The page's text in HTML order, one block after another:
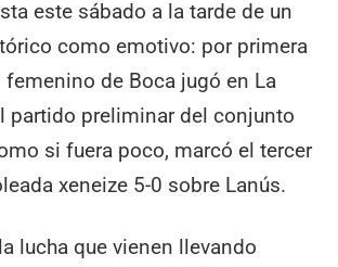
este sábado a la tarde de un
como emotivo: por primera
femenino de Boca jugó en La
partido preliminar del conjunto
si fuera poco, marcó el tercer
xeneize 5-0 sobre Lanús.
lucha que vienen llevando